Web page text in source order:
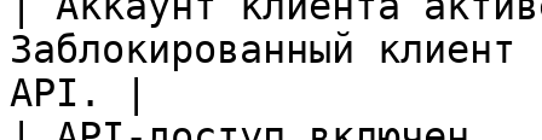
Заблокированный
API. |